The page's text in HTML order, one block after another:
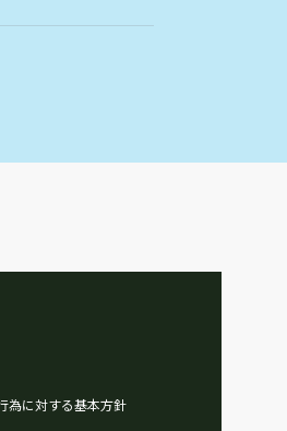
為に対する基本方針